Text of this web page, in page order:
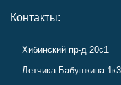
Контакты:
Хибинский пр-д 20с1
Летчика Бабушкина 1к3